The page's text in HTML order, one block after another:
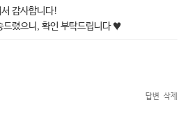
감사합니다!
드렸으니, 확인 부탁드립니다 ♥
답변 삭제